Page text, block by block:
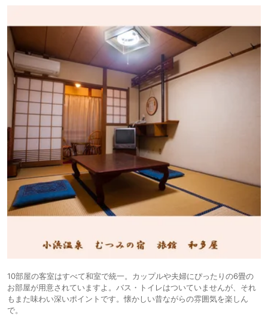
10部屋の客室はすべて和室で統一。カップルや夫婦にぴったりの6畳の
お部屋が用意されていますよ。バス・トイレはついていませんが、それ
もまた味わい深いポイントです。懐かしい昔ながらの雰囲気を楽しん
で。